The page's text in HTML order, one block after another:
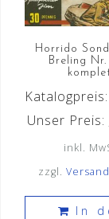
Horrido
Breling Nr.
Katalogpreis:
war:
Unser Preis:
inkl.
zzgl.
In